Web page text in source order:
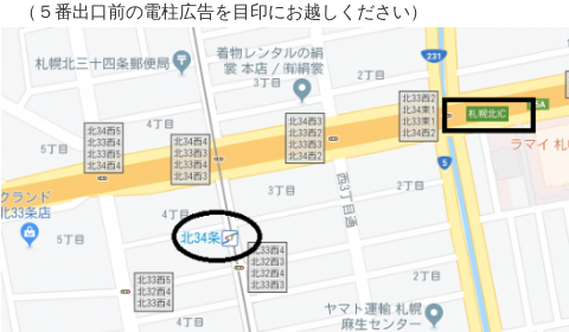
（５番出口前の電柱広告を目印にお越しください）